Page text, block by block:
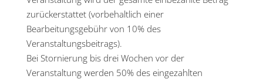
zurückerstattet (vorbehaltlich einer
Bearbeitungsgebühr von 10% des
Veranstaltungsbeitrags).
Bei Stornierung bis drei Wochen vor der
Veranstaltung werden 50% des eingezahlten